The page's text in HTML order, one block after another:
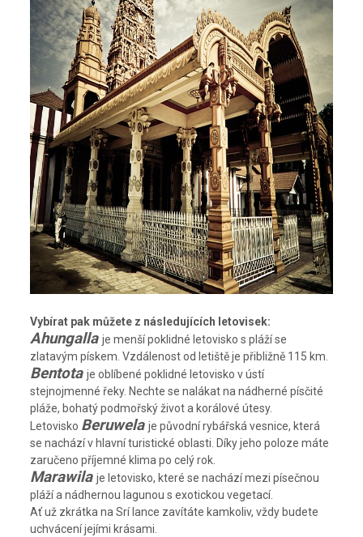
Vybírat pak můžete z následujících letovisek:
Ahungalla je menší poklidné letovisko s pláží se
zlatavým pískem. Vzdálenost od letiště je přibližně 115 km.
Bentota je oblíbené poklidné letovisko v ústí
stejnojmenné řeky. Nechte se nalákat na nádherné písčité
pláže, bohatý podmořský život a korálové útesy.
Letovisko Beruwela je původní rybářská vesnice, která
se nachází v hlavní turistické oblasti. Díky jeho poloze máte
zaručeno příjemné klima po celý rok.
Marawila je letovisko, které se nachází mezi písečnou
pláží a nádhernou lagunou s exotickou vegetací.
Ať už zkrátka na Srí lance zavítáte kamkoliv, vždy budete
uchvácení jejími krásami.